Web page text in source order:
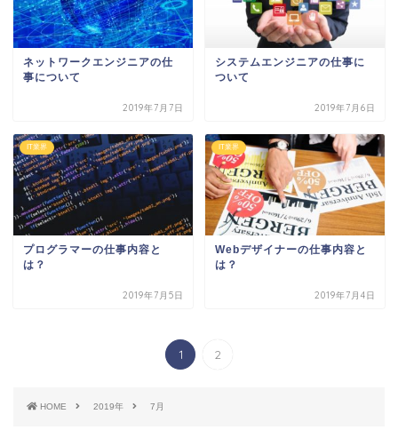
ネットワークエンジニアの仕
事について
2019年7月7日
システムエンジニアの仕事に
ついて
2019年7月6日
IT業界
プログラマーの仕事内容と
は？
2019年7月5日
IT業界
Webデザイナーの仕事内容と
は？
2019年7月4日
1 2
HOME 2019年 7月